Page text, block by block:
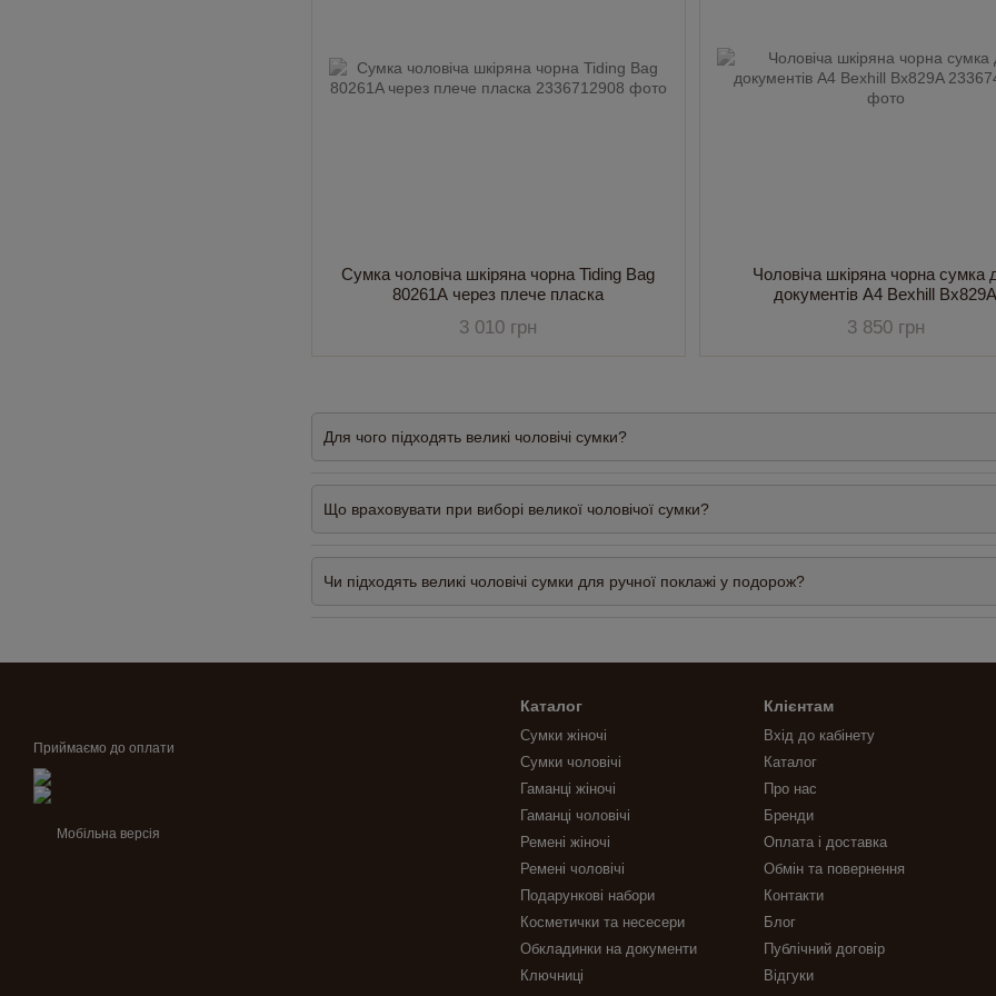
Для чого підходять великі чоловічі сумки?
Що враховувати при виборі великої чоловічої сумки?
Чи підходять великі чоловічі сумки для ручної поклажі у подорож?
Сумка чоловіча шкіряна чорна Tiding Bag
80261A через плече пласка
3 010 грн
Чоловіча шкіряна чорна сумка
документів А4 Bexhill Bx829A
3 850 грн
Приймаємо до оплати
Мобільна версія
Каталог
Сумки жіночі
Сумки чоловічі
Гаманці жіночі
Гаманці чоловічі
Ремені жіночі
Ремені чоловічі
Подарункові набори
Косметички та несесери
Обкладинки на документи
Ключниці
Клієнтам
Вхід до кабінету
Каталог
Про нас
Бренди
Оплата і доставка
Обмін та повернення
Контакти
Блог
Публічний договір
Відгуки